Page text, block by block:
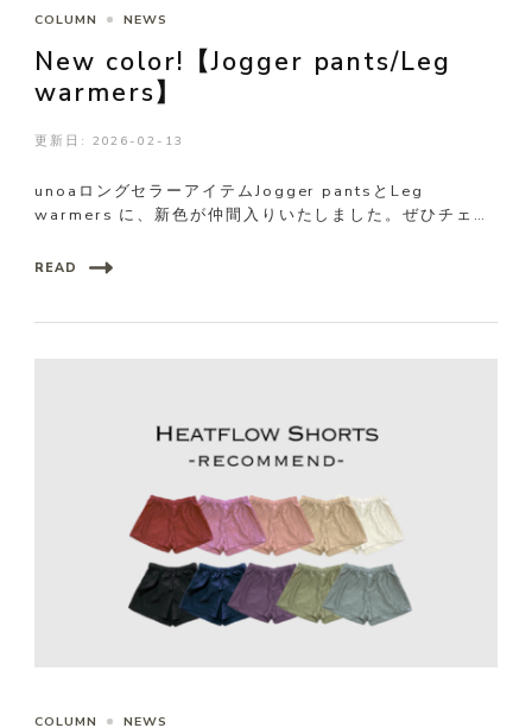
COLUMN NEWS
New color!【Jogger pants/Leg
warmers】
更新日: 2026-02-13
unoaロングセラーアイテムJogger pantsとLeg
warmers に、新色が仲間入りいたしました。ぜひチェッ
READ
COLUMN NEWS